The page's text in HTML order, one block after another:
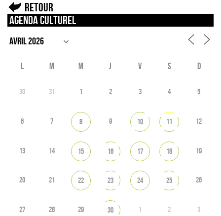
Retour
Agenda culturel
L M M J V S D
30 31 1 2 3 4 5
6 7 8 9 10 11 12
13 14 15 16 17 18 19
20 21 22 23 24 25 26
27 28 29 30 1 2 3